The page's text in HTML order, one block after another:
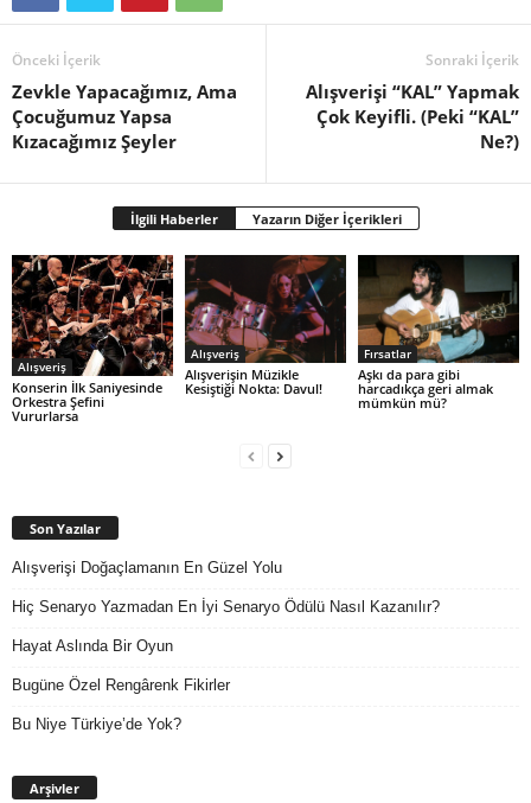
Önceki İçerik
Zevkle Yapacağımız, Ama
Çocuğumuz Yapsa
Kızacağımız Şeyler
Sonraki İçerik
Alışverişi “KAL” Yapmak
Çok Keyifli. (Peki “KAL”
Ne?)
İlgili Haberler Yazarın Diğer İçerikleri
Alışveriş
Konserin İlk Saniyesinde
Orkestra Şefini
Vururlarsa
Alışveriş
Alışverişin Müzikle
Kesiştiği Nokta: Davul!
Fırsatlar
Aşkı da para gibi
harcadıkça geri almak
mümkün mü?
Son Yazılar
Alışverişi Doğaçlamanın En Güzel Yolu
Hiç Senaryo Yazmadan En İyi Senaryo Ödülü Nasıl Kazanılır?
Hayat Aslında Bir Oyun
Bugüne Özel Rengârenk Fikirler
Bu Niye Türkiye’de Yok?
Arşivler